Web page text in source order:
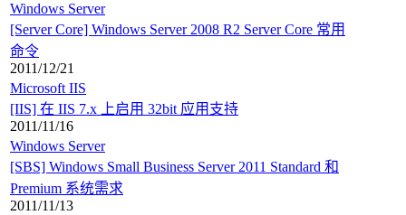
Windows Server
[Server Core] Windows Server 2008 R2 Server Core 常用
命令
2011/12/21
Microsoft IIS
[IIS] 在 IIS 7.x 上启用 32bit 应用支持
2011/11/16
Windows Server
[SBS] Windows Small Business Server 2011 Standard 和
Premium 系统需求
2011/11/13